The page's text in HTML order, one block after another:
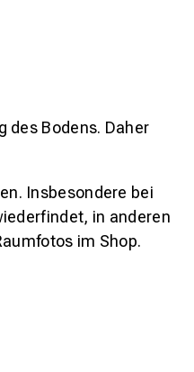
des Bodens. Daher
Insbesondere bei
in anderen
im Shop.